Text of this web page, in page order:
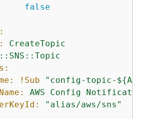
false
CreateTopic
!Sub "config-topic-${
AWS Config
"alias/aws/sns"